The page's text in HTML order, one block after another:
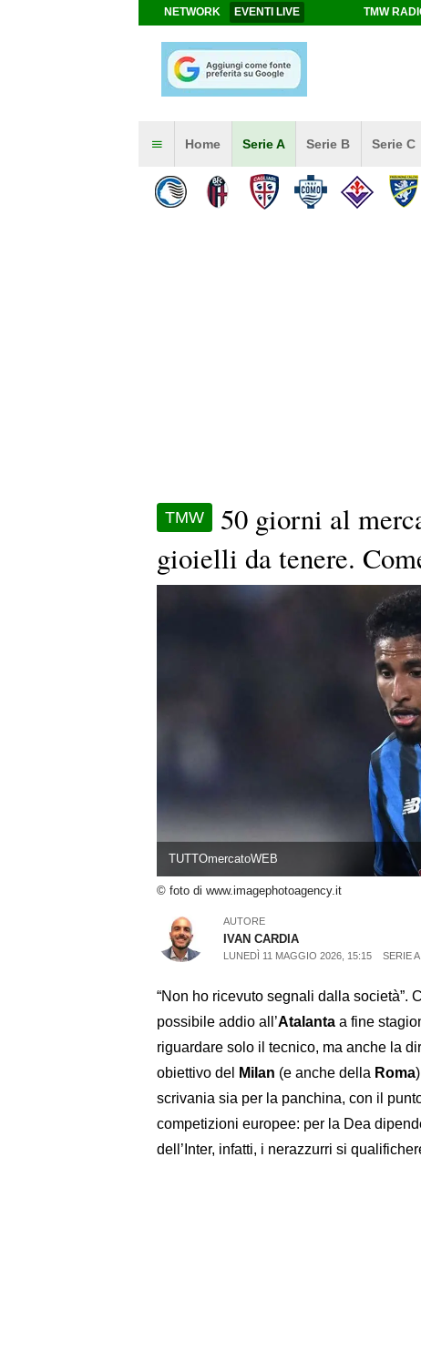
NETWORK EVENTI LIVE TMW
Home Serie A Serie B Serie C
TMW
50 giorni al
gioielli da tenere.
TUTTOmercatoWEB
© foto di www.imagephotoagency.it
AUTORE
IVAN CARDIA
LUNEDÌ 11 MAGGIO 2026, 15:15 SERIE A
“Non ho ricevuto segnali dalla società”.
possibile addio all’Atalanta a fine
riguardare solo il tecnico, ma anche la
obiettivo del
Milan (e anche della Roma
scrivania sia per la panchina, con il
competizioni europee: per la Dea
dell’Inter, infatti, i nerazzurri si